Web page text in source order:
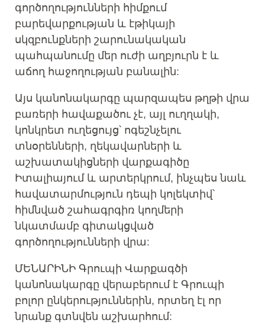
գործողությունների հիմքում
բարեվարքության և էթիկայի
սկզբունքների շարունակական
պահպանումը մեր ուժի աղբյուրն է և
աճող հաջողության բանալին:
Այս կանոնակարգը պարզապես թղթի վրա
բառերի հավաքածու չէ, այլ ուղղակի,
կոնկրետ ուղեցույց՝ ոգեշնչելու
տնօրենների, ղեկավարների և
աշխատակիցների վարքագիծը
Իտալիայում և արտերկրում, ինչպես նաև
հավատարմություն դեպի կոլեկտիվ՝
հիմնված շահագրգիռ կողմերի
նկատմամբ գիտակցված
գործողությունների վրա:
ՄԵՆԱՐԻՆԻ Գրուպի Վարքագծի
կանոնակարգը վերաբերում է Գրուպի
բոլոր ընկերություններին, որտեղ էլ որ
նրանք գտնվեն աշխարհում: